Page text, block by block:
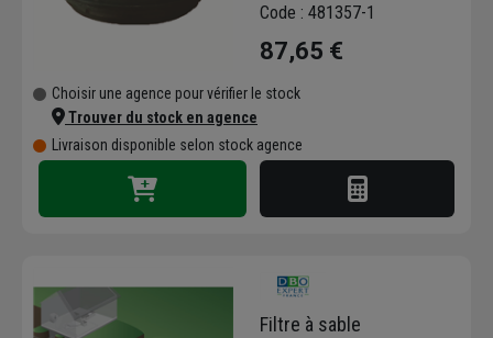
Code : 481357-1
87,65 €
Choisir une agence pour vérifier le stock
Trouver du stock en agence
Livraison disponible selon stock agence
Filtre à sable